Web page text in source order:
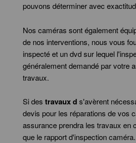
pouvons déterminer avec
Nos caméras sont également
de nos interventions, nous vous
inspecté et un dvd sur lequel
généralement demandé par votre
travaux.
Si des travaux ds'avèrent
devis pour les réparations de vos
assurance prendra les travaux en
que le rapport d'inspection